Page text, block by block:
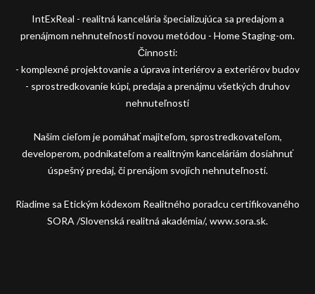
IntExReal - realitná kancelária špecializujúca sa predajom a
prenájmom nehnuteľností novou metódou - Home Staging-om.
Činnosti:
- komplexné projektovanie a úprava interiérov a exteriérov budov
- sprostredkovanie kúpi, predaja a prenájmu všetkých druhov
nehnuteľností
Našim cieľom je pomáhať majiteľom, sprostredkovateľom,
developerom, podnikateľom a realitným kanceláriám dosiahnuť
úspešný predaj, či prenájom svojich nehnuteľností.
Riadime sa Etickým kódexom Realitného poradcu certifikovaného
SORA /Slovenská realitná akadémia/, www.sora.sk.